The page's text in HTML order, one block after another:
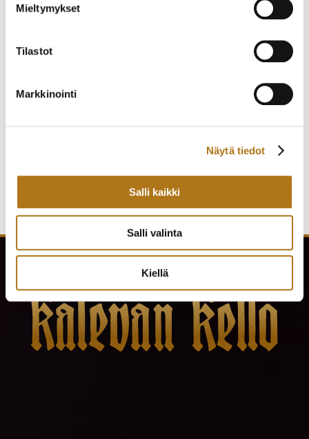
Mieltymykset
Tilastot
Markkinointi
Näytä tiedot
Salli kaikki
Salli valinta
Kiellä
ETERNA-275 VUODELTA
450,00€
ETERNA-242 2000
CENTENAIRE 71
235,00€